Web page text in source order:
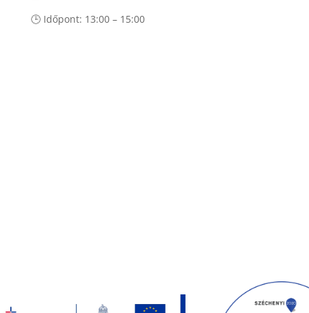
🕒 Időpont: 13:00 – 15:00